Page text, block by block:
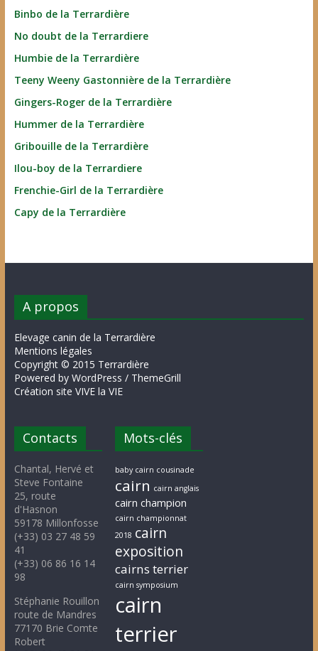
Binbo de la Terrardière
No doubt de la Terrardiere
Humbie de la Terrardière
Teeny Weeny Gastonnière de la Terrardière
Gingers-Roger de la Terrardière
Hummer de la Terrardière
Gribouille de la Terrardière
Ilou-boy de la Terrardiere
Frenchie-Girl de la Terrardière
Capy de la Terrardière
A propos
Elevage canin de la Terrardière
Mentions légales
Copyright © 2015 Terrardière
Powered by WordPress / ThemeGrill
Création site VIVE la VIE
Contacts
Chantal, Hervé et
Steve Fontaine
25, route
d'Hasnon
59178 Millonfosse
(+33) 03 27 48 59
41
(+33) 06 86 16 14
98
Stéphanie Rouillon
route de Mandres
77170 Brie Comte
Robert
Mots-clés
baby cairn cousinade
cairn cairn anglais
cairn champion
cairn championnat
2018 cairn
exposition
cairns terrier
cairn symposium
cairn
terrier